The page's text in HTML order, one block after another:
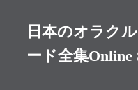
日本のオラク
ード全集Online